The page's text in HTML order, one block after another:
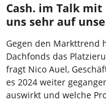
Cash. im Talk mit
uns sehr auf
Gegen den Markttrend
Dachfonds das
fragt Nico Auel,
es 2024 weiter
auswirkt und welche